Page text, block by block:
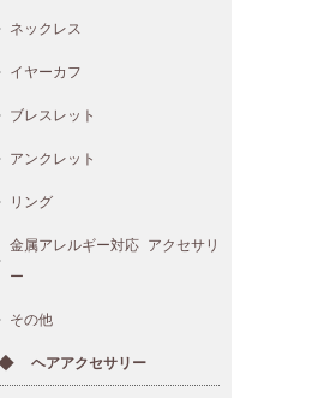
ネックレス
イヤーカフ
ブレスレット
アンクレット
リング
金属アレルギー対応 アクセサリ
ー
その他
ヘアアクセサリー